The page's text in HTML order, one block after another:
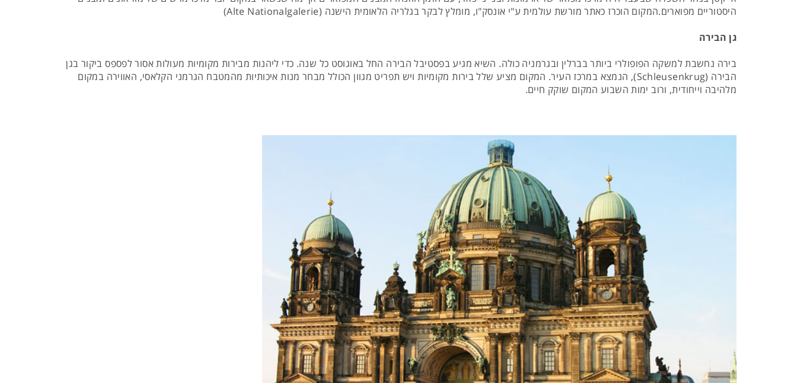
היסטוריים מפוארים.המקום הוכרז כאתר מורשת עולמית ע"י אונסק"ו, מומלץ לבקר בגלריה הלאומית הישנה (Alte Nationalgalerie)
גן הבירה
בירה נחשבת למשקה הפופולרי ביותר בברלין ובגרמניה כולה. השיא מגיע בפסטיבל הבירה החל באוגוסט כל שנה. כדי ליהנות מבירות מקומיות מעולות אסור לפספס ביקור בגן
הבירה (Schleusenkrug), הנמצא במרכז העיר. המקום מציע שלל בירות מקומיות ויש תפריט מגוון הכולל מבחר מנות איכותיות מהמטבח הגרמני הקלאסי, האווירה במקום
מלהיבה וייחודית, ורוב ימות השבוע המקום שוקק חיים.